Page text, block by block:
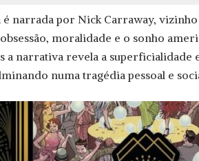
é narrada por Nick Carraway,
moralidade e o sonho
a narrativa revela a superficialidade
numa tragédia pessoal e